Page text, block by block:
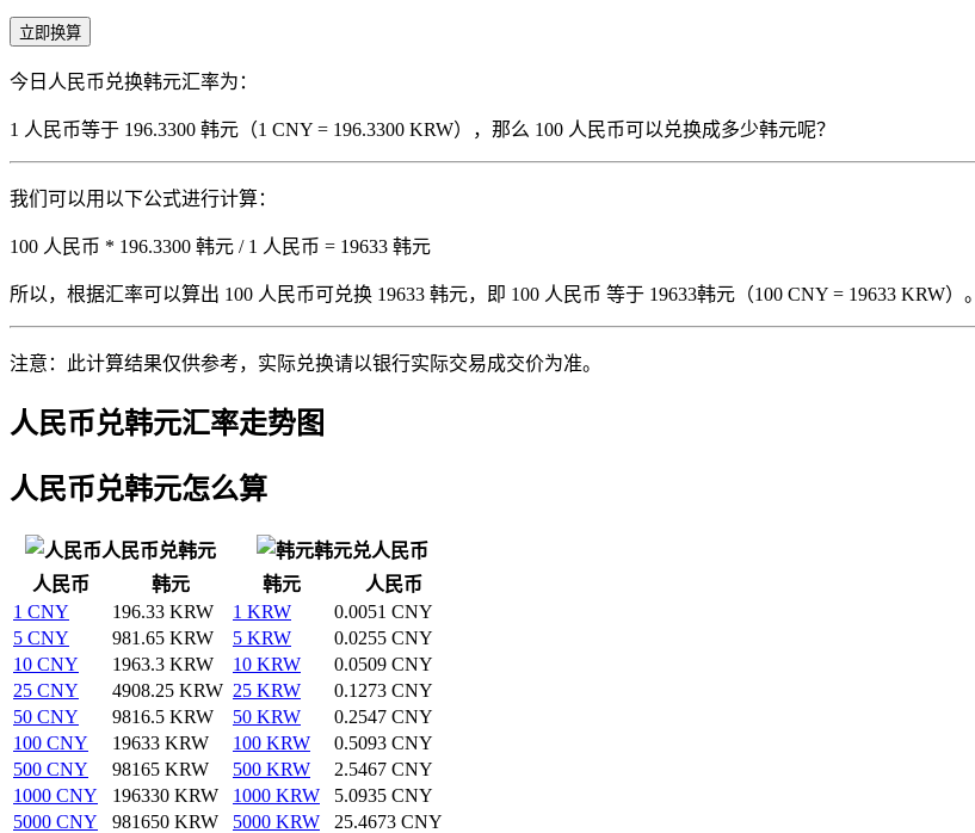
立即换算
今日人民币兑换韩元汇率为：
1 人民币等于 196.3300 韩元（1 CNY = 196.3300 KRW），那么 100 人民币可以兑换成多少韩元呢？
我们可以用以下公式进行计算：
100 人民币 * 196.3300 韩元 / 1 人民币 = 19633 韩元
所以，根据汇率可以算出 100 人民币可兑换 19633 韩元，即 100 人民币 等于 19633韩元（100 CNY = 19633 KRW）。
注意：此计算结果仅供参考，实际兑换请以银行实际交易成交价为准。
人民币兑韩元汇率走势图
人民币兑韩元怎么算
人民币兑韩元
韩元兑人民币
人民币
韩元 韩元
人民币
1 CNY
196.33 KRW 1 KRW
0.0051 CNY
5 CNY
981.65 KRW 5 KRW
0.0255 CNY
10 CNY
1963.3 KRW 10 KRW
0.0509 CNY
25 CNY
4908.25 KRW 25 KRW
0.1273 CNY
50 CNY
9816.5 KRW 50 KRW
0.2547 CNY
100 CNY
19633 KRW 100 KRW
0.5093 CNY
500 CNY
98165 KRW 500 KRW
2.5467 CNY
1000 CNY
196330 KRW 1000 KRW
5.0935 CNY
5000 CNY
981650 KRW 5000 KRW
25.4673 CNY